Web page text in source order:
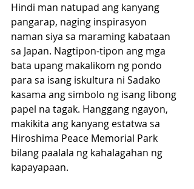
Hindi man natupad ang kanyang
pangarap, naging inspirasyon
naman siya sa maraming kabataan
sa Japan. Nagtipon-tipon ang mga
bata upang makalikom ng pondo
para sa isang iskultura ni Sadako
kasama ang simbolo ng isang libong
papel na tagak. Hanggang ngayon,
makikita ang kanyang estatwa sa
Hiroshima Peace Memorial Park
bilang paalala ng kahalagahan ng
kapayapaan.